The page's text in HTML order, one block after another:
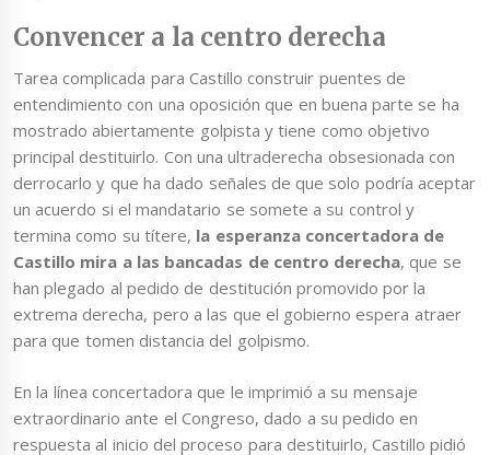
Convencer a la centro derecha
Tarea complicada para Castillo construir puentes de
entendimiento con una oposición que en buena parte se ha
mostrado abiertamente golpista y tiene como objetivo
principal destituirlo. Con una ultraderecha obsesionada con
derrocarlo y que ha dado señales de que solo podría aceptar
un acuerdo si el mandatario se somete a su control y
termina como su títere, la esperanza concertadora de
Castillo mira a las bancadas de centro derecha, que se
han plegado al pedido de destitución promovido por la
extrema derecha, pero a las que el gobierno espera atraer
para que tomen distancia del golpismo.
En la línea concertadora que le imprimió a su mensaje
extraordinario ante el Congreso, dado a su pedido en
respuesta al inicio del proceso para destituirlo, Castillo pidió